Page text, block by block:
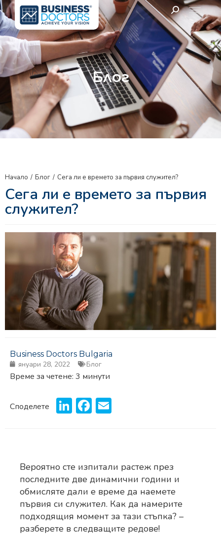
Блог
You are here:
Начало Блог Сега ли е времето за първия служител?
Сега ли е времето за първия
служител?
Business Doctors Bulgaria
януари 28, 2022
Блог
Време за четене: 3 минути
Споделете LinkedIn
Facebook
Вероятно сте изпитали растеж през
последните две динамични години и
обмисляте дали е време да наемете
първия си служител. Как да намерите
подходящия момент за тази стъпка? –
разберете в следващите редове!